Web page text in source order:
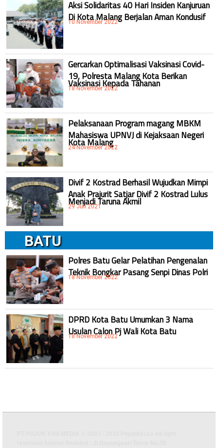
Aksi Solidaritas 40 Hari Insiden Kanjuruan
Di Kota Malang Berjalan Aman Kondusif
10 November 2022
Gercarkan Optimalisasi Vaksinasi Covid-
19, Polresta Malang Kota Berikan
Vaksinasi Kepada Tahanan
18 November 2022
Pelaksanaan Program magang MBKM
Mahasiswa UPNVJ di Kejaksaan Negeri
Kota Malang
24 November 2022
Divif 2 Kostrad Berhasil Wujudkan Mimpi
Anak Prajurit Satjar Divif 2 Kostrad Lulus
Menjadi Taruna Akmil
29 Juli 2021
BATU
Polres Batu Gelar Pelatihan Pengenalan
Teknik Bongkar Pasang Senpi Dinas Polri
18 November 2022
DPRD Kota Batu Umumkan 3 Nama
Usulan Calon Pj Wali Kota Batu
18 November 2022